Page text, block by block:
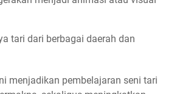
tari dari berbagai daerah dan
menjadikan pembelajaran seni tari